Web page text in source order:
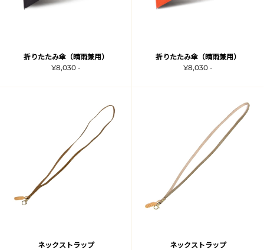
折りたたみ傘（晴雨兼用）
¥8,030 -
折りたたみ傘（晴雨兼用）
¥8,030 -
ネックストラップ
ネックストラップ